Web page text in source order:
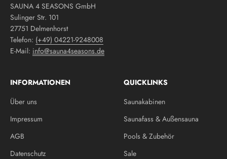
SAUNA 4 SEASONS GmbH
Sulinger Str. 101
27751 Delmenhorst
Telefon: (+49) 04221-9248008
E-Mail: info@sauna4seasons.de
INFORMATIONEN
Über uns
Impressum
AGB
Datenschutz
QUICKLINKS
Saunakabinen
Saunafass & Außensauna
Pools & Zubehör
Sale